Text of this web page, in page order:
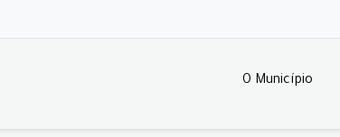
O Município